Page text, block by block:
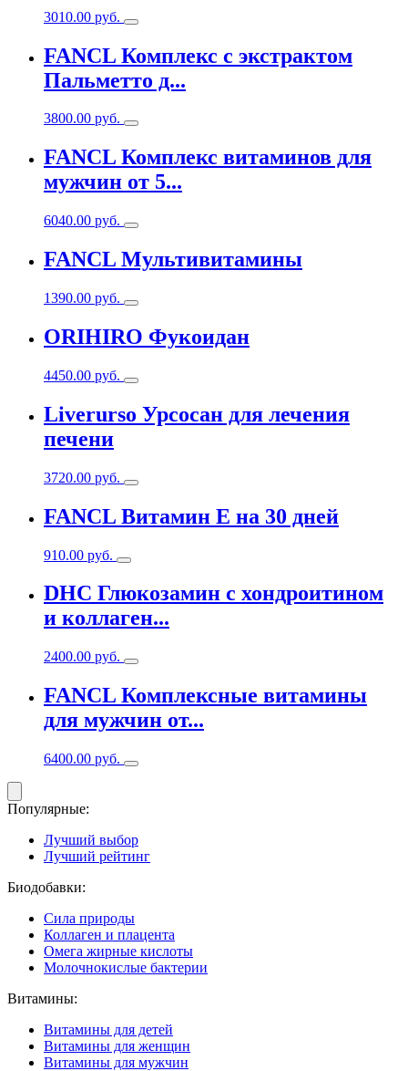
3010.00 руб.
FANCL Комплекс с экстрактом
Пальметто д...
3800.00 руб.
FANCL Комплекс витаминов для
мужчин от 5...
6040.00 руб.
FANCL Мультивитамины
1390.00 руб.
ORIHIRO Фукоидан
4450.00 руб.
Liverurso Урсосан для лечения
печени
3720.00 руб.
FANCL Витамин Е на 30 дней
910.00 руб.
DHC Глюкозамин с хондроитином
и коллаген...
2400.00 руб.
FANCL Комплексные витамины
для мужчин от...
6400.00 руб.
Популярные:
Лучший выбор
Лучший рейтинг
Биодобавки:
Сила природы
Коллаген и плацента
Омега жирные кислоты
Молочнокислые бактерии
Витамины:
Витамины для детей
Витамины для женщин
Витамины для мужчин